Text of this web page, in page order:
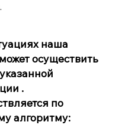
наша
осуществить
.
по
алгоритму: